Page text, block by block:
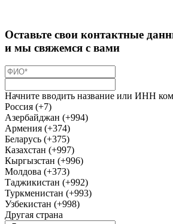
Оставьте свои контактные
и мы свяжемся с вами
Начните вводить название или ИНН
Россия (+7)
Азербайджан (+994)
Армения (+374)
Беларусь (+375)
Казахстан (+997)
Кыргызстан (+996)
Молдова (+373)
Таджикистан (+992)
Туркменистан (+993)
Узбекистан (+998)
Другая страна